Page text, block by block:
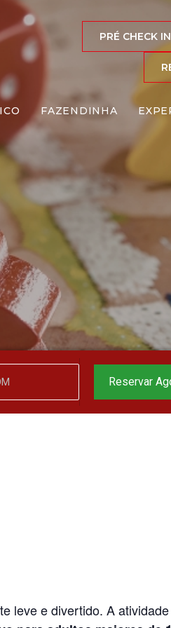
PRÉ CHECK IN
FAZENDINHA
leve e divertido. A atividade
Reservar